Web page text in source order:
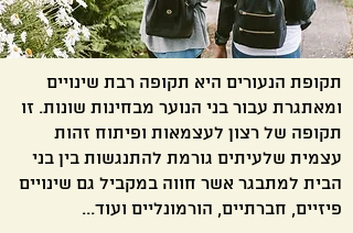
תקופת הנעורים היא תקופה רבת שינויים
ומאתגרת עבור בני הנוער מבחינות שונות. זו
תקופה של רצון לעצמאות ופיתוח זהות
עצמית שלעיתים גורמת להתנגשות בין בני
הבית למתבגר אשר חווה במקביל גם שינויים
פיזיים, חברתיים, הורמונליים ועוד...